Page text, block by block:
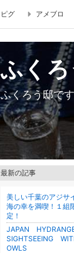
ピグ アメブロ
ふくろ
ふくろう邸です
最新の記事
美しい千葉のアジサ
海の幸を満喫！１組
定！
JAPAN
SIGHTSEEING
OWLS